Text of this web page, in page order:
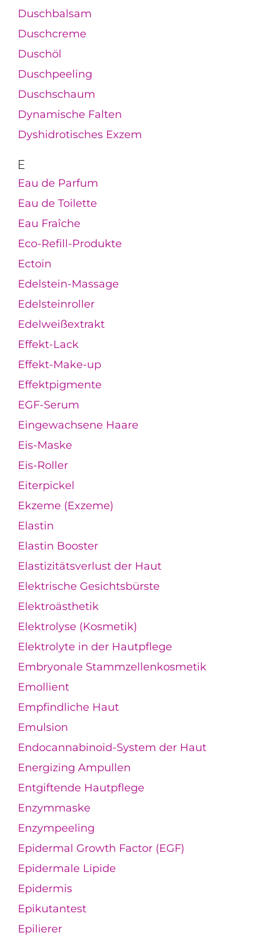
Duschbalsam
Duschcreme
Duschöl
Duschpeeling
Duschschaum
Dynamische Falten
Dyshidrotisches Exzem
E
Eau de Parfum
Eau de Toilette
Eau Fraîche
Eco-Refill-Produkte
Ectoin
Edelstein-Massage
Edelsteinroller
Edelweißextrakt
Effekt-Lack
Effekt-Make-up
Effektpigmente
EGF-Serum
Eingewachsene Haare
Eis-Maske
Eis-Roller
Eiterpickel
Ekzeme (Exzeme)
Elastin
Elastin Booster
Elastizitätsverlust der Haut
Elektrische Gesichtsbürste
Elektroästhetik
Elektrolyse (Kosmetik)
Elektrolyte in der Hautpflege
Embryonale Stammzellenkosmetik
Emollient
Empfindliche Haut
Emulsion
Endocannabinoid-System der Haut
Energizing Ampullen
Entgiftende Hautpflege
Enzymmaske
Enzympeeling
Epidermal Growth Factor (EGF)
Epidermale Lipide
Epidermis
Epikutantest
Epilierer